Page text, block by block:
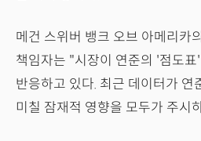
메건 스위버 뱅크 오브 아메리카
책임자는 "시장이 연준의 '점도표
반응하고 있다. 최근 데이터가 연
미칠 잠재적 영향을 모두가 주시